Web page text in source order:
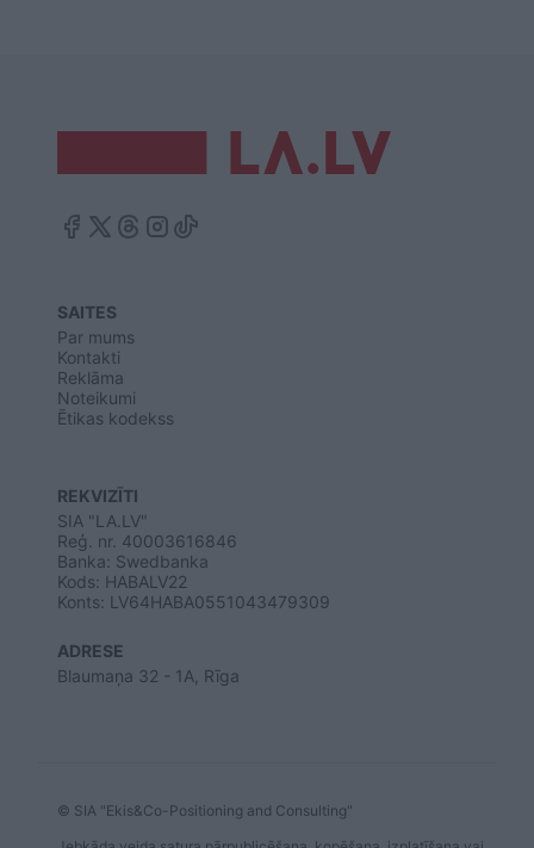
SAITES
Par mums
Kontakti
Reklāma
Noteikumi
Ētikas kodekss
REKVIZĪTI
SIA "LA.LV"
Reģ. nr. 40003616846
Banka: Swedbanka
Kods: HABALV22
Konts: LV64HABA0551043479309
ADRESE
Blaumaņa 32 - 1A, Rīga
© SIA "Ekis&Co-Positioning and Consulting"